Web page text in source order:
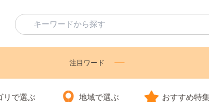
注目ワード
リで選ぶ 地域で選ぶ おすすめ特